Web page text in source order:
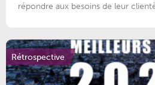
répondre aux besoins de leur
Rétrospective